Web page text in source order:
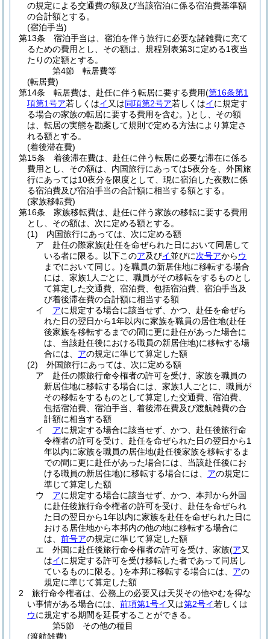
の規定による交通費の額及び当該宿泊に係る宿泊費基準額
の合計額とする。
(宿泊手当)
第13条
宿泊手当は、宿泊を伴う旅行に必要な諸雑費に充て
るための費用とし、その額は、規程別表第3に定める1夜当
たりの定額とする。
第4節
転居費等
(転居費)
第14条
転居費は、赴任に伴う転居に要する費用(第16条第1
項第1号ア若しくはイ 又は同項第2号ア若しくはイに規定す
る場合の家族の転居に要する費用を含む。)とし、その額
は、転居の実態を勘案して規則で定める方法により算定さ
れる額とする。
(着後滞在費)
第15条
着後滞在費は、赴任に伴う転居に必要な滞在に係る
費用とし、その額は、内国旅行にあっては5夜分を、外国旅
行にあっては10夜分を限度として、現に宿泊した夜数に係
る宿泊費及び宿泊手当の合計額に相当する額とする。
(家族移転費)
第16条
家族移転費は、赴任に伴う家族の移転に要する費用
とし、その額は、次に定める額とする。
(1)
内国旅行にあっては、次に定める額
ア
赴任の際家族(赴任を命ぜられた日において同居して
いる者に限る。以下このア及びイ並びに次号アからウ
までにおいて同じ。)を職員の新居住地に移転する場合
には、家族1人ごとに、職員がその移転をするものとし
て算定した交通費、宿泊費、包括宿泊費、宿泊手当及
び着後滞在費の合計額に相当する額
イ
アに規定する場合に該当せず、かつ、赴任を命ぜら
れた日の翌日から1年以内に家族を職員の居住地(赴任
後家族を移転するまでの間に更に赴任があった場合に
は、当該赴任後における職員の新居住地)に移転する場
合には、 アの規定に準じて算定した額
(2)
外国旅行にあっては、次に定める額
ア
赴任の際旅行命令権者の許可を受け、家族を職員の
新居住地に移転する場合には、家族1人ごとに、職員が
その移転をするものとして算定した交通費、宿泊費、
包括宿泊費、宿泊手当、着後滞在費及び渡航雑費の合
計額に相当する額
イ
アに規定する場合に該当せず、かつ、赴任後旅行命
令権者の許可を受け、赴任を命ぜられた日の翌日から1
年以内に家族を職員の居住地(赴任後家族を移転するま
での間に更に赴任があった場合には、当該赴任後にお
ける職員の新居住地)に移転する場合には、 アの規定に
準じて算定した額
ウ
アに規定する場合に該当せず、かつ、本邦から外国
に赴任後旅行命令権者の許可を受け、赴任を命ぜられ
た日の翌日から1年以内に家族を赴任を命ぜられた日に
おける居住地から本邦内の他の地に移転する場合に
は、 前号アの規定に準じて算定した額
エ
外国に赴任後旅行命令権者の許可を受け、家族(ア又
はイに規定する許可を受け移転した者であって同居し
ているものに限る。)を本邦に移転する場合には、 アの
規定に準じて算定した額
2
旅行命令権者は、公務上の必要又は天災その他やむを得な
い事情がある場合には、 前項第1号イ 又は第2号イ若しくは
ウに規定する期間を延長することができる。
第5節
その他の種目
(渡航雑費)